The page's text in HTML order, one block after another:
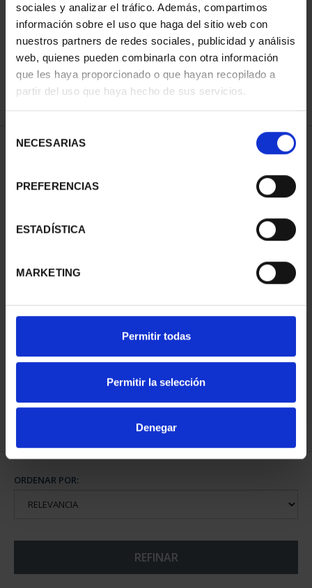
sociales y analizar el tráfico. Además, compartimos
información sobre el uso que haga del sitio web con
nuestros partners de redes sociales, publicidad y análisis
web, quienes pueden combinarla con otra información
que les haya proporcionado o que hayan recopilado a
partir del uso que haya hecho de sus servicios.
NECESARIAS
PREFERENCIAS
ESTADÍSTICA
MARKETING
Permitir todas
Permitir la selección
Denegar
ORDENAR POR:
REFINAR
1 Productos encontrados
MARÍA DE MAEZTU
140,00 €
ORDENAR POR:
REFINAR